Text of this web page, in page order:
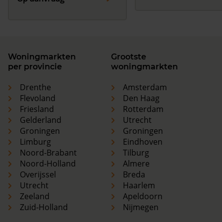
Woningmarkten
per provincie
Drenthe
Flevoland
Friesland
Gelderland
Groningen
Limburg
Noord-Brabant
Noord-Holland
Overijssel
Utrecht
Zeeland
Zuid-Holland
Grootste
woningmarkten
Amsterdam
Den Haag
Rotterdam
Utrecht
Groningen
Eindhoven
Tilburg
Almere
Breda
Haarlem
Apeldoorn
Nijmegen